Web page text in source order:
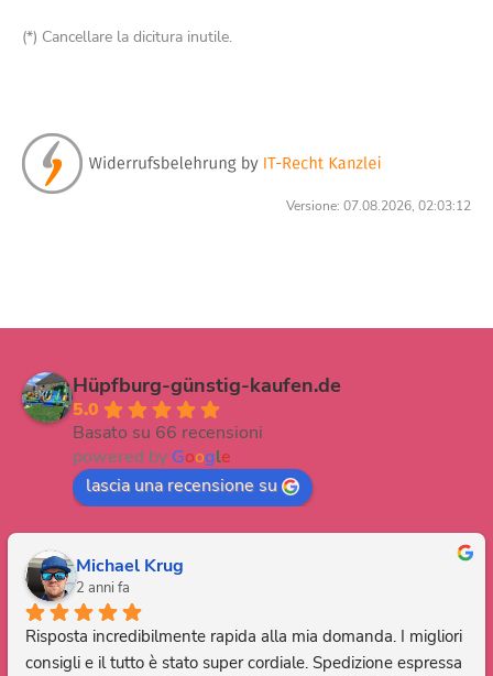
(*) Cancellare la dicitura inutile.
Versione: 07.08.2026, 02:03:12
Hüpfburg-günstig-kaufen.de
5.0
Basato su 66 recensioni
powered by Google
lascia una recensione su
Michael Krug
2 anni fa
Risposta incredibilmente rapida alla mia domanda. I migliori
consigli e il tutto è stato super cordiale. Spedizione espressa